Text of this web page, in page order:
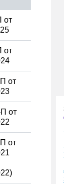
от
от
от
от
от